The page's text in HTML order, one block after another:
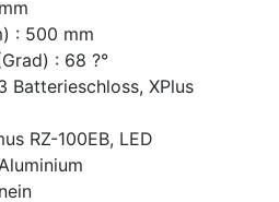
: 500 mm
: 68 ?°
Batterieschloss, XPlus
RZ-100EB, LED